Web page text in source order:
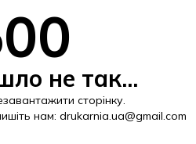
не так...
сторінку.
нам: drukarnia.ua@gmail.com